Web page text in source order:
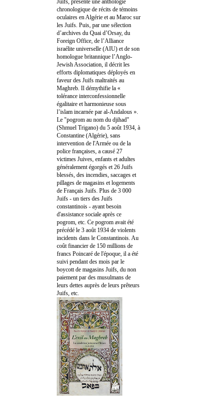
chronologique de récits de témoins
oculaires en Algérie et au Maroc sur
les Juifs. Puis, par une sélection
d’archives du Quai d’Orsay, du
Foreign Office, de l’Alliance
israélite universelle (AIU) et de son
homologue britannique l’Anglo-
Jewish Association, il décrit les
efforts diplomatiques déployés en
faveur des Juifs maltraités au
Maghreb. Il démythifie la «
tolérance interconfessionnelle
égalitaire et harmonieuse sous
l’islam incarnée par al-Andalous ».
Le "pogrom au nom du djihad"
(Shmuel Trigano) du 5 août 1934, à
Constantine (Algérie), sans
intervention de l'Armée ou de la
police françaises, a causé 27
victimes Juives, enfants et adultes
généralement égorgés et 26 Juifs
blessés, des incendies, saccages et
pillages de magasins et logements
de Français Juifs. Plus de 3 000
Juifs - un tiers des Juifs
constantinois - ayant besoin
d'assistance sociale après ce
pogrom, etc. Ce pogrom avait été
précédé le 3 août 1934 de violents
incidents dans le Constantinois. Au
coût financier de 150 millions de
francs Poincaré de l'époque, il a été
suivi pendant des mois par le
boycott de magasins Juifs, du non
paiement par des musulmans de
leurs dettes auprès de leurs prêteurs
Juifs, etc.